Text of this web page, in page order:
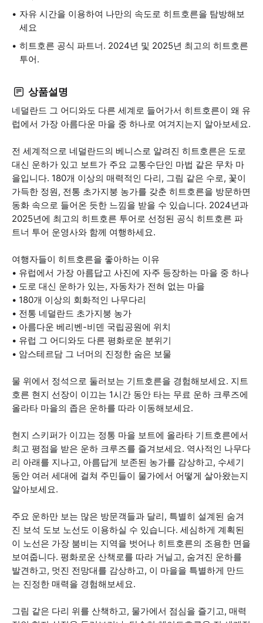
자유 시간을 이용하여 나만의 속도로 히트호른을 탐방해보
세요
히트호른 공식 파트너. 2024년 및 2025년 최고의 히트호른
투어.
상품설명
네덜란드 그 어디와도 다른 세계로 들어가서 히트호른이 왜 유
럽에서 가장 아름다운 마을 중 하나로 여겨지는지 알아보세요.
전 세계적으로 네덜란드의 베니스로 알려진 히트호른은 도로
대신 운하가 있고 보트가 주요 교통수단인 마법 같은 무차 마
을입니다. 180개 이상의 매력적인 다리, 그림 같은 수로, 꽃이
가득한 정원, 전통 초가지붕 농가를 갖춘 히트호른을 방문하면
동화 속으로 들어온 듯한 느낌을 받을 수 있습니다. 2024년과
2025년에 최고의 히트호른 투어로 선정된 공식 히트호른 파
트너 투어 운영사와 함께 여행하세요.
여행자들이 히트호른을 좋아하는 이유
• 유럽에서 가장 아름답고 사진에 자주 등장하는 마을 중 하나
• 도로 대신 운하가 있는, 자동차가 전혀 없는 마을
• 180개 이상의 회화적인 나무다리
• 전통 네덜란드 초가지붕 농가
• 아름다운 베리벤-비덴 국립공원에 위치
• 유럽 그 어디와도 다른 평화로운 분위기
• 암스테르담 그 너머의 진정한 숨은 보물
물 위에서 정석으로 둘러보는 기트호른을 경험해보세요. 지트
호른 현지 선장이 이끄는 1시간 동안 타는 무료 운하 크루즈에
올라타 마을의 좁은 운하를 따라 이동해보세요.
현지 스키퍼가 이끄는 정통 마을 보트에 올라타 기트호른에서
최고 평점을 받은 운하 크루즈를 즐겨보세요. 역사적인 나무다
리 아래를 지나고, 아름답게 보존된 농가를 감상하고, 수세기
동안 여러 세대에 걸쳐 주민들이 물가에서 어떻게 살아왔는지
알아보세요.
주요 운하만 보는 많은 방문객들과 달리, 특별히 설계된 숨겨
진 보석 도보 노선도 이용하실 수 있습니다. 세심하게 계획된
이 노선은 가장 붐비는 지역을 벗어나 히트호른의 조용한 면을
보여줍니다. 평화로운 산책로를 따라 거닐고, 숨겨진 운하를
발견하고, 멋진 전망대를 감상하고, 이 마을을 특별하게 만드
는 진정한 매력을 경험해보세요.
그림 같은 다리 위를 산책하고, 물가에서 점심을 즐기고, 매력